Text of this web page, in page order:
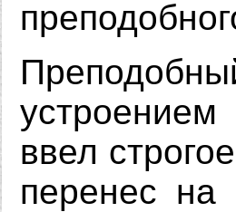
устроением
ввел
перенес